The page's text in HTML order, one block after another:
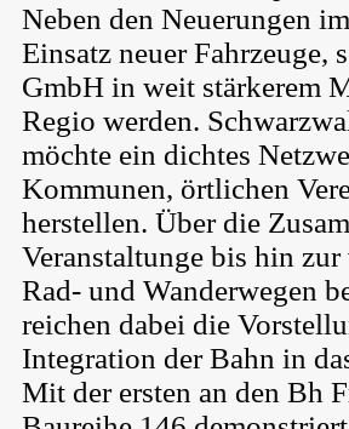
Neben den Neuerungen
Einsatz neuer
GmbH in weit stärkerem
Regio werden.
möchte ein dichtes
Kommunen, örtlichen
herstellen. Über die
Veranstaltunge bis hin
Rad- und Wanderwegen
reichen dabei die
Integration der Bahn in
Mit der ersten an den Bh